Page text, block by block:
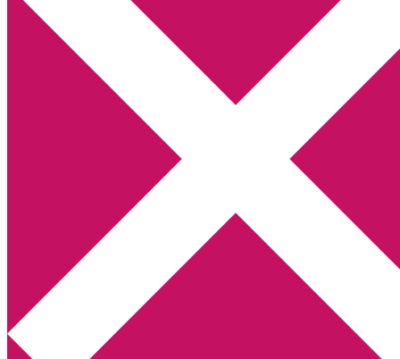
Hem
Boktolva
Författarfemman
Kontakt
Webbshop Amazon
Utskriftscentralen
Min tv-blogg
You are here:Home
Recension: Dödsdomen av Val
McDermid
Recension: Dödsdomen av Val
McDermid